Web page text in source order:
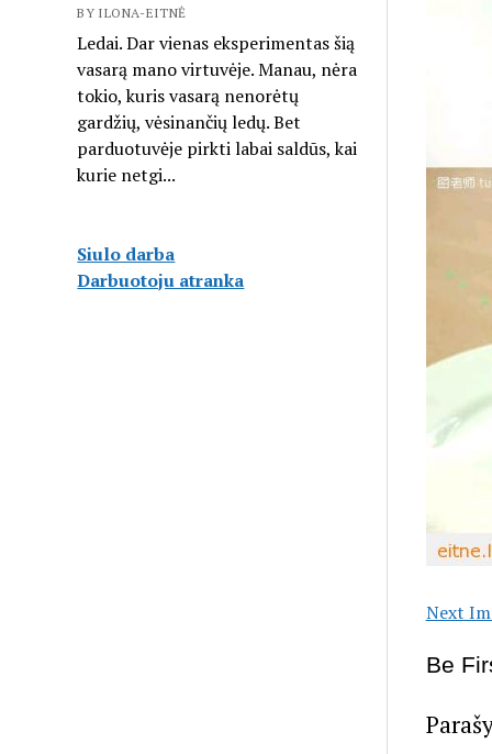
BY ILONA-EITNĖ
Ledai. Dar vienas eksperimentas šią
vasarą mano virtuvėje. Manau, nėra
tokio, kuris vasarą nenorėtų
gardžių, vėsinančių ledų. Bet
parduotuvėje pirkti labai saldūs, kai
kurie netgi...
Siulo darba
Darbuotoju atranka
Next
Be